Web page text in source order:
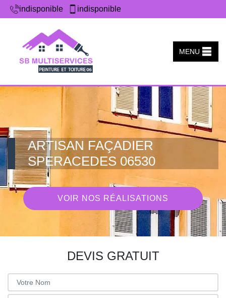
indisponible indisponible
MENU
ARTISAN FAÇADIER
SPERACEDES 06530
VOIR NOS RÉALISATIONS
DEVIS GRATUIT